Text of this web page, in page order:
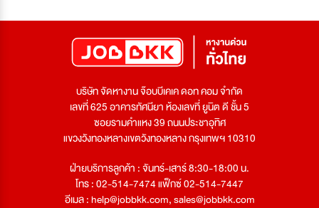
บริษัท จัดหางาน จ๊อบบีเคเค ดอท คอม จำกัด
เลขที่ 625 อาคารทัศนียา ห้องเลขที่ ยูนิต ดี ชั้น 5
ซอยรามคำแหง 39 ถนนประชาอุทิศ
แขวงวังทองหลางเขตวังทองหลาง กรุงเทพฯ 10310
ฝ่ายบริการลูกค้า : จันทร์-เสาร์ 8:30-18:00 น.
โทร : 02-514-7474 แฟ็กซ์ 02-514-7447
อีเมล :help@jobbkk.com,sales@jobbkk.com